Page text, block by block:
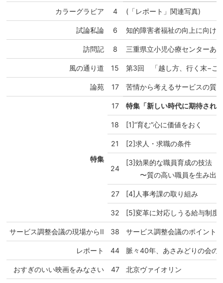
カラーグラビア 4 (「レポート」関連写真)
試論私論 6 知的障害者福祉の向上に向け
訪問記 8 三重県立小児心療センターあ
風の通り道 15 第3回 「越し方、行く末−こ
論苑 17 苦情から考えるサービスの質
特集
17 特集「新しい時代に期待され
18 [1]”育む”心に価値をおく
21 [2]求人・求職の条件
24
[3]効果的な職員育成の技法
〜質の高い職員を生み出し
27 [4]人事考課の取り組み
32 [5]変革に対応しうる給与制度
サービス調整会議の現場からII 38 サービス調整会議のポイント
レポート 44 脈々40年、あさみどりの会の
おすぎのいい映画をみなさい 47 北京ヴァイオリン